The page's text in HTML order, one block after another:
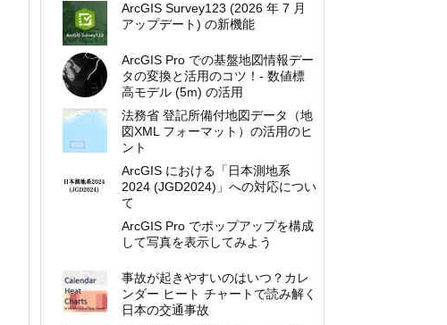
ArcGIS Survey123 (2026 年 7 月
アップデート) の新機能
ArcGIS Pro での基盤地図情報デー
タの変換と活用のコツ！- 数値標
高モデル (5m) の活用
法務省 登記所備付地図データ（地
図XML フォーマット）の活用のヒ
ント
ArcGIS における「日本測地系
2024 (JGD2024)」への対応につい
て
ArcGIS Pro でポップアップを構成
して写真を表示してみよう
事故が起きやすいのはいつ？カレ
ンダー ヒート チャートで読み解く
日本の交通事故